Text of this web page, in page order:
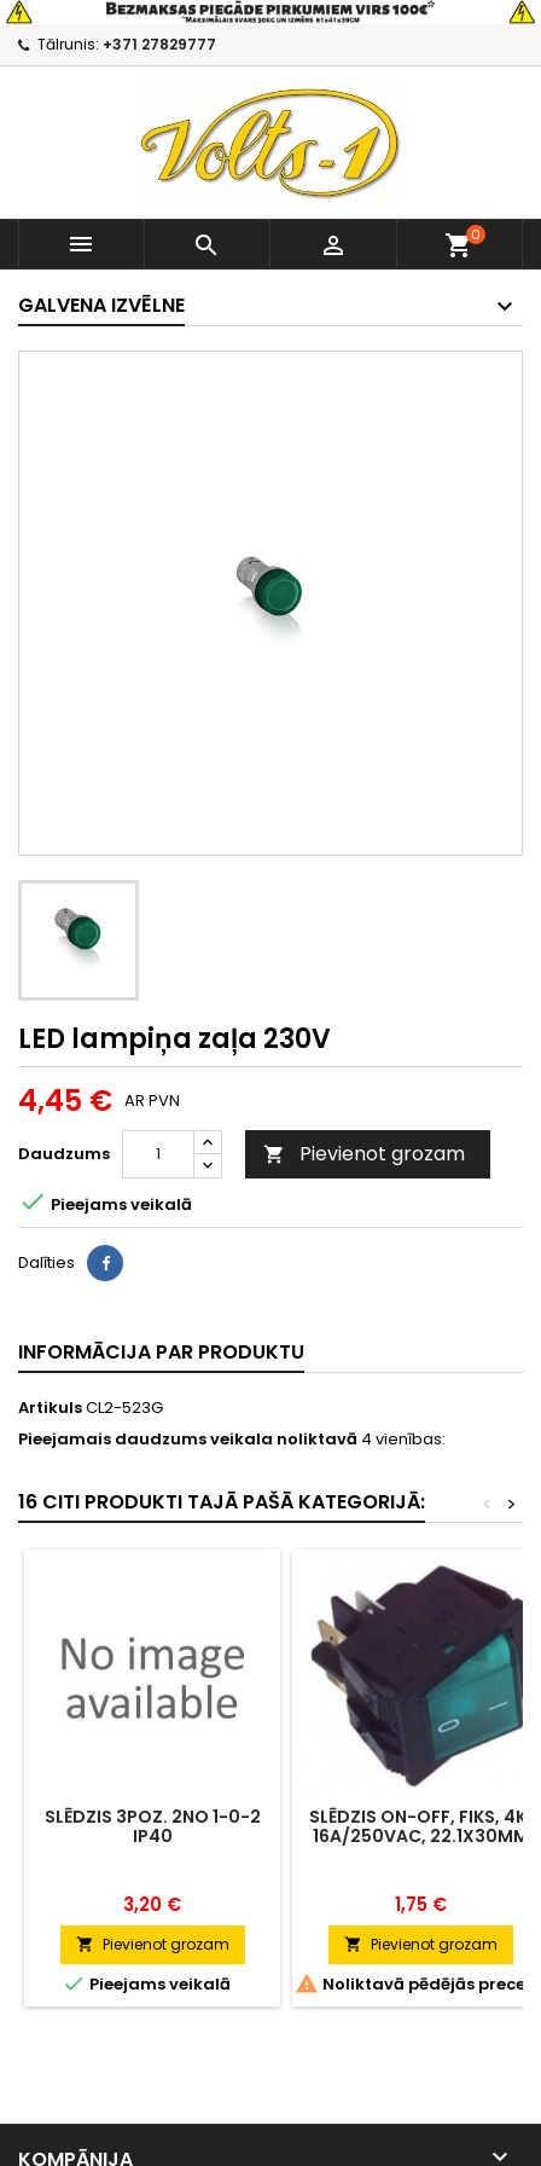
Tālrunis: +371 27829777
   shopping_cart0
GALVENA IZVĒLNE
LED lampiņa zaļa 230V
4,45 € AR PVN
Daudzums  Pievienot grozam
 Pieejams veikalā
Dalīties
INFORMĀCIJA PAR PRODUKTU
ArtikulsCL2-523G
Pieejamais daudzums veikala noliktavā 4 vienības:
16 CITI PRODUKTI TAJĀ PAŠĀ KATEGORIJĀ: >
<
SLĒDZIS 3POZ. 2NO 1-0-2
IP40
Cena
3,20 €
 Pievienot grozam
 Pieejams veikalā
SLĒDZIS ON-OFF, FIKS, 4K.
16A/250VAC, 22.1X30MM
Cena
1,75 €
 Pievienot grozam
 Noliktavā pēdējās preces
KOMPĀNIJA 